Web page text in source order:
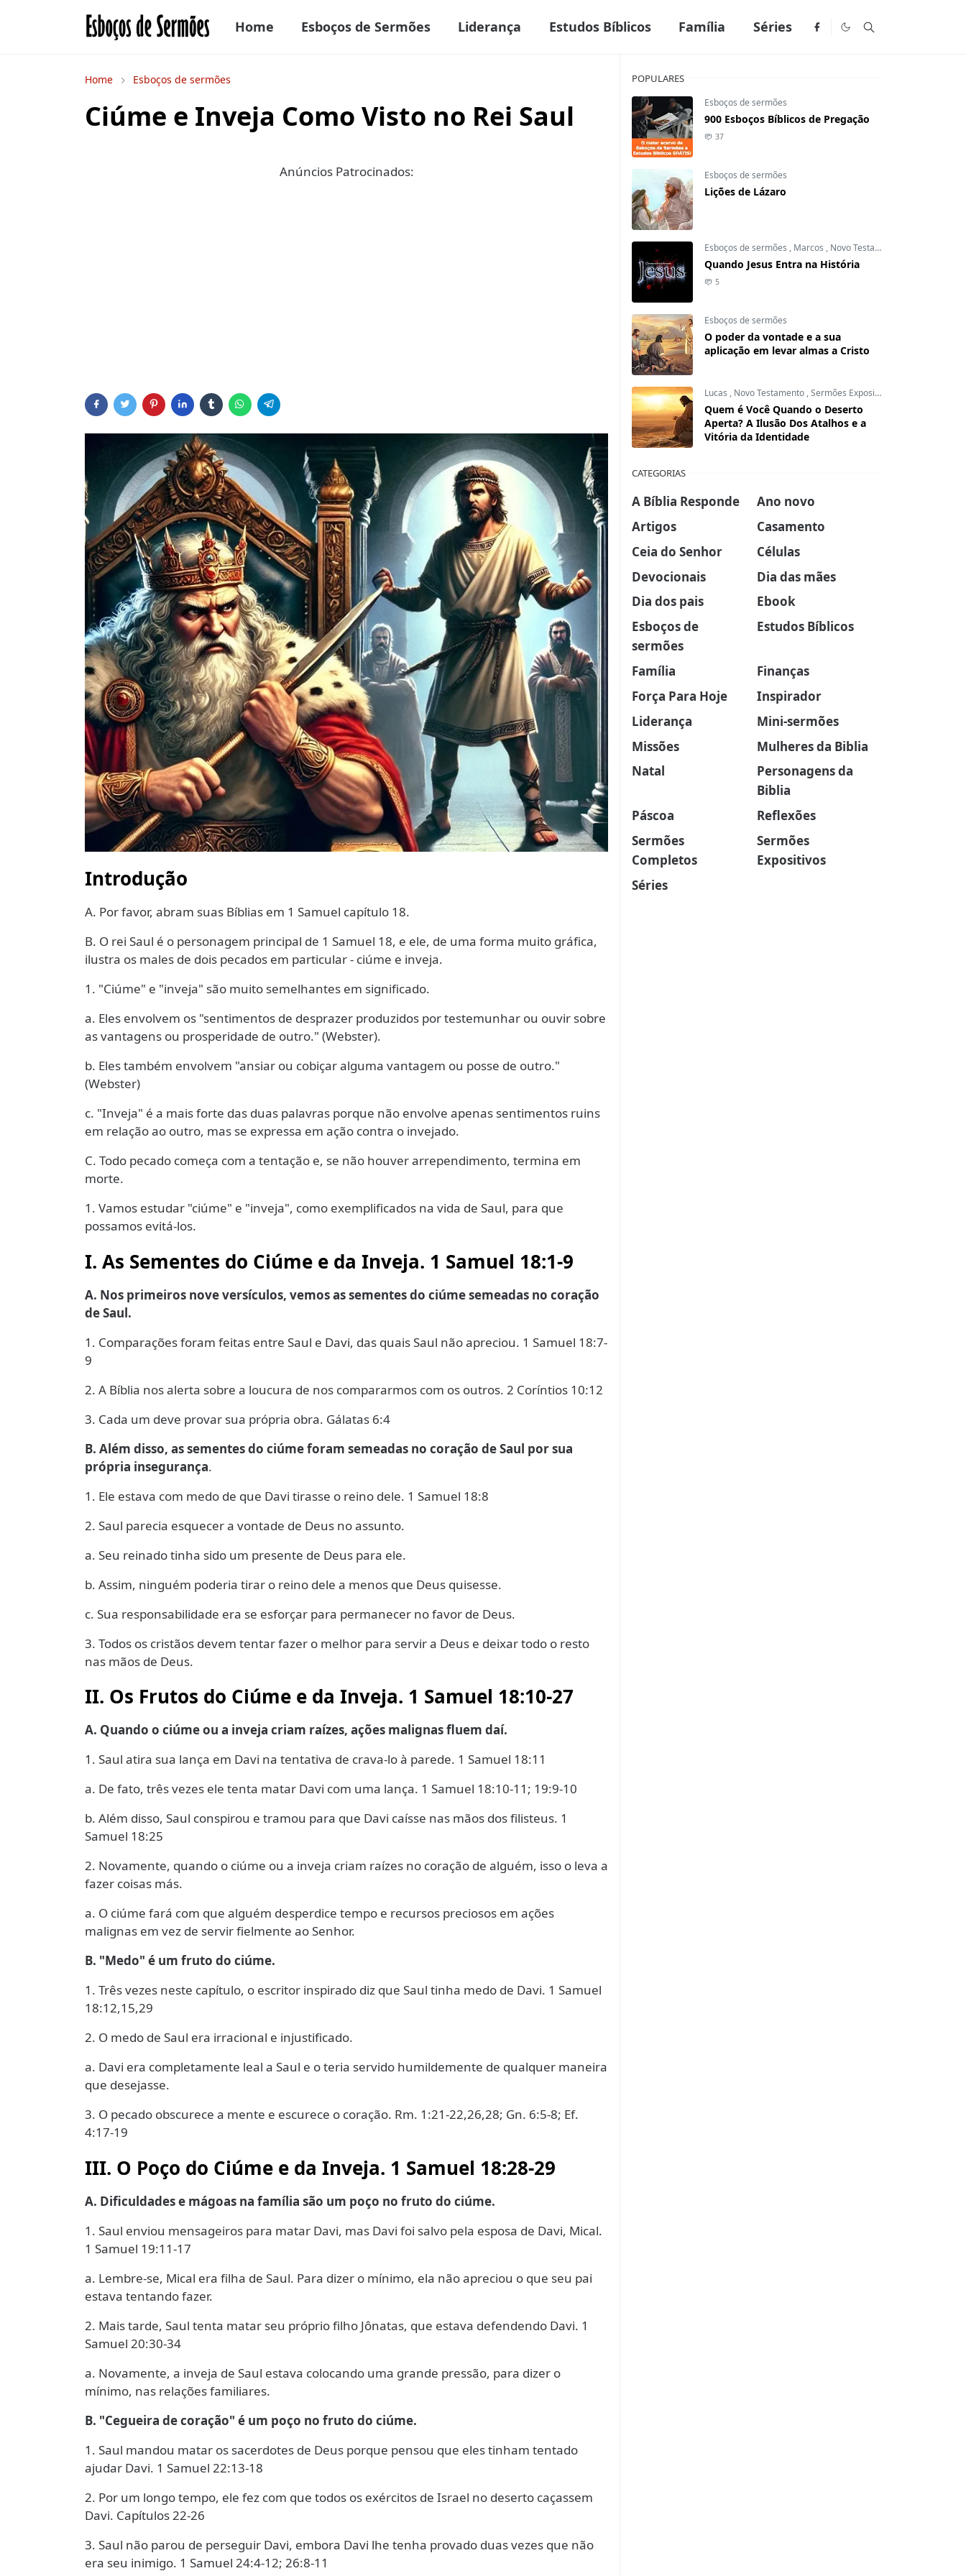
Home Esboços de Sermões Liderança Estudos Bíblicos Família Séries
Home Esboços de sermões
Ciúme e Inveja Como Visto no Rei Saul
Anúncios Patrocinados:
Introdução
A. Por favor, abram suas Bíblias em 1 Samuel capítulo 18.
B. O rei Saul é o personagem principal de 1 Samuel 18, e ele, de uma forma muito gráfica,
ilustra os males de dois pecados em particular - ciúme e inveja.
1. "Ciúme" e "inveja" são muito semelhantes em significado.
a. Eles envolvem os "sentimentos de desprazer produzidos por testemunhar ou ouvir sobre
as vantagens ou prosperidade de outro." (Webster).
b. Eles também envolvem "ansiar ou cobiçar alguma vantagem ou posse de outro."
(Webster)
c. "Inveja" é a mais forte das duas palavras porque não envolve apenas sentimentos ruins
em relação ao outro, mas se expressa em ação contra o invejado.
C. Todo pecado começa com a tentação e, se não houver arrependimento, termina em
morte.
1. Vamos estudar "ciúme" e "inveja", como exemplificados na vida de Saul, para que
possamos evitá-los.
I. As Sementes do Ciúme e da Inveja. 1 Samuel 18:1-9
A. Nos primeiros nove versículos, vemos as sementes do ciúme semeadas no coração
de Saul.
1. Comparações foram feitas entre Saul e Davi, das quais Saul não apreciou. 1 Samuel 18:7-
9
2. A Bíblia nos alerta sobre a loucura de nos compararmos com os outros. 2 Coríntios 10:12
3. Cada um deve provar sua própria obra. Gálatas 6:4
B. Além disso, as sementes do ciúme foram semeadas no coração de Saul por sua
própria insegurança.
1. Ele estava com medo de que Davi tirasse o reino dele. 1 Samuel 18:8
2. Saul parecia esquecer a vontade de Deus no assunto.
a. Seu reinado tinha sido um presente de Deus para ele.
b. Assim, ninguém poderia tirar o reino dele a menos que Deus quisesse.
c. Sua responsabilidade era se esforçar para permanecer no favor de Deus.
3. Todos os cristãos devem tentar fazer o melhor para servir a Deus e deixar todo o resto
nas mãos de Deus.
II. Os Frutos do Ciúme e da Inveja. 1 Samuel 18:10-27
A. Quando o ciúme ou a inveja criam raízes, ações malignas fluem daí.
1. Saul atira sua lança em Davi na tentativa de crava-lo à parede. 1 Samuel 18:11
a. De fato, três vezes ele tenta matar Davi com uma lança. 1 Samuel 18:10-11; 19:9-10
b. Além disso, Saul conspirou e tramou para que Davi caísse nas mãos dos filisteus. 1
Samuel 18:25
2. Novamente, quando o ciúme ou a inveja criam raízes no coração de alguém, isso o leva a
fazer coisas más.
a. O ciúme fará com que alguém desperdice tempo e recursos preciosos em ações
malignas em vez de servir fielmente ao Senhor.
B. "Medo" é um fruto do ciúme.
1. Três vezes neste capítulo, o escritor inspirado diz que Saul tinha medo de Davi. 1 Samuel
18:12,15,29
2. O medo de Saul era irracional e injustificado.
a. Davi era completamente leal a Saul e o teria servido humildemente de qualquer maneira
que desejasse.
3. O pecado obscurece a mente e escurece o coração. Rm. 1:21-22,26,28; Gn. 6:5-8; Ef.
4:17-19
III. O Poço do Ciúme e da Inveja. 1 Samuel 18:28-29
A. Dificuldades e mágoas na família são um poço no fruto do ciúme.
1. Saul enviou mensageiros para matar Davi, mas Davi foi salvo pela esposa de Davi, Mical.
1 Samuel 19:11-17
a. Lembre-se, Mical era filha de Saul. Para dizer o mínimo, ela não apreciou o que seu pai
estava tentando fazer.
2. Mais tarde, Saul tenta matar seu próprio filho Jônatas, que estava defendendo Davi. 1
Samuel 20:30-34
a. Novamente, a inveja de Saul estava colocando uma grande pressão, para dizer o
mínimo, nas relações familiares.
B. "Cegueira de coração" é um poço no fruto do ciúme.
1. Saul mandou matar os sacerdotes de Deus porque pensou que eles tinham tentado
ajudar Davi. 1 Samuel 22:13-18
2. Por um longo tempo, ele fez com que todos os exércitos de Israel no deserto caçassem
Davi. Capítulos 22-26
3. Saul não parou de perseguir Davi, embora Davi lhe tenha provado duas vezes que não
era seu inimigo. 1 Samuel 24:4-12; 26:8-11
POPULARES
Esboços de sermões
900 Esboços Bíblicos de Pregação
37
Esboços de sermões
Lições de Lázaro
Esboços de sermões , Marcos , Novo Testamento
Quando Jesus Entra na História
5
Esboços de sermões
O poder da vontade e a sua
aplicação em levar almas a Cristo
Lucas , Novo Testamento ,Sermões Expositivos
Quem é Você Quando o Deserto
Aperta? A Ilusão Dos Atalhos e a
Vitória da Identidade
CATEGORIAS
A Bíblia Responde
Ano novo
Artigos
Casamento
Ceia do Senhor
Células
Devocionais
Dia das mães
Dia dos pais
Ebook
Esboços de
sermões
Estudos Bíblicos
Família
Finanças
Força Para Hoje
Inspirador
Liderança
Mini-sermões
Missões
Mulheres da Biblia
Natal
Personagens da
Biblia
Páscoa
Reflexões
Sermões
Completos
Sermões
Expositivos
Séries